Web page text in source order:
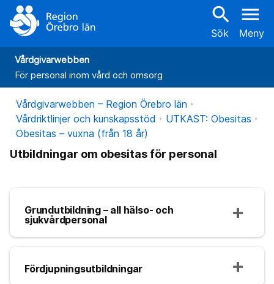
search
Sök
menu
Meny
Vårdgivarwebben
För personal inom vård och omsorg
Vårdgivarwebben – Region Örebro län
Vårdriktlinjer och kunskapsstöd
UTKAST: Obesitas
Obesitas – vuxna (från 18 år)
Utbildningar om obesitas för personal
Grundutbildning – all hälso- och
sjukvårdpersonal
Fördjupningsutbildningar